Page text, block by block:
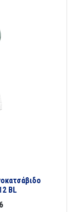
BL